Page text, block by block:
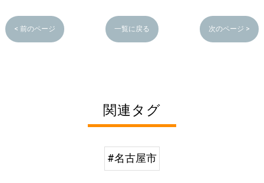
< 前のページ 一覧に戻る 次のページ >
関連タグ
#名古屋市